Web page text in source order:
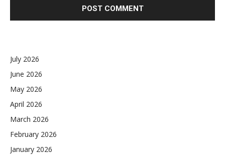
July 2026
June 2026
May 2026
April 2026
March 2026
February 2026
January 2026